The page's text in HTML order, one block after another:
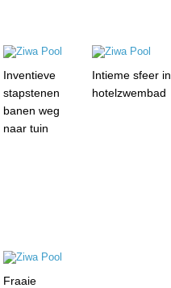
Inventieve
stapstenen
banen weg
naar tuin
Intieme sfeer in
hotelzwembad
Fraaie